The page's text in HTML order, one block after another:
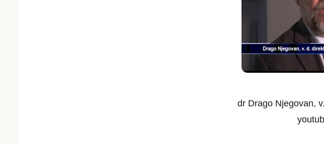
dr Drago Njegovan,